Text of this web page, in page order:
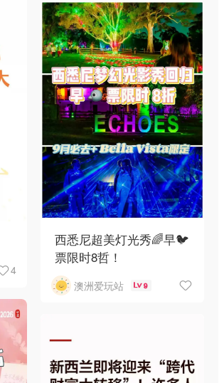
4
西悉尼超美灯光秀🌈早🐦
票限时8哲！
澳洲爱玩站 9